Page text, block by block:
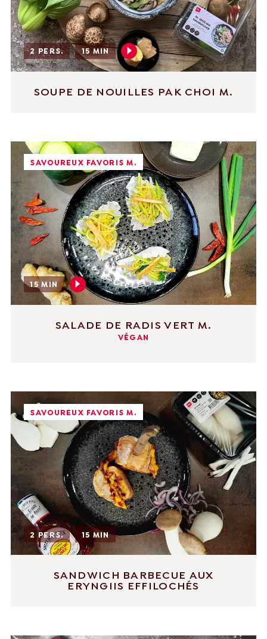
2 PERS. 15 MIN
SOUPE DE NOUILLES PAK CHOI M.
SAVOUREUX FAVORIS M.
15 MIN
SALADE DE RADIS VERT M.
VÉGAN
SAVOUREUX FAVORIS M.
2 PERS. 15 MIN
SANDWICH BARBECUE AUX
ERYNGIIS EFFILOCHÉS